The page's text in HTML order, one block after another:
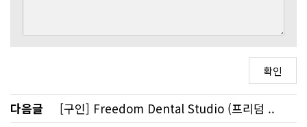
다음글
[구인] Freedom Dental Studio (프리덤 ..